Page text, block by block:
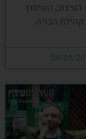
השיפוץ
הבניה